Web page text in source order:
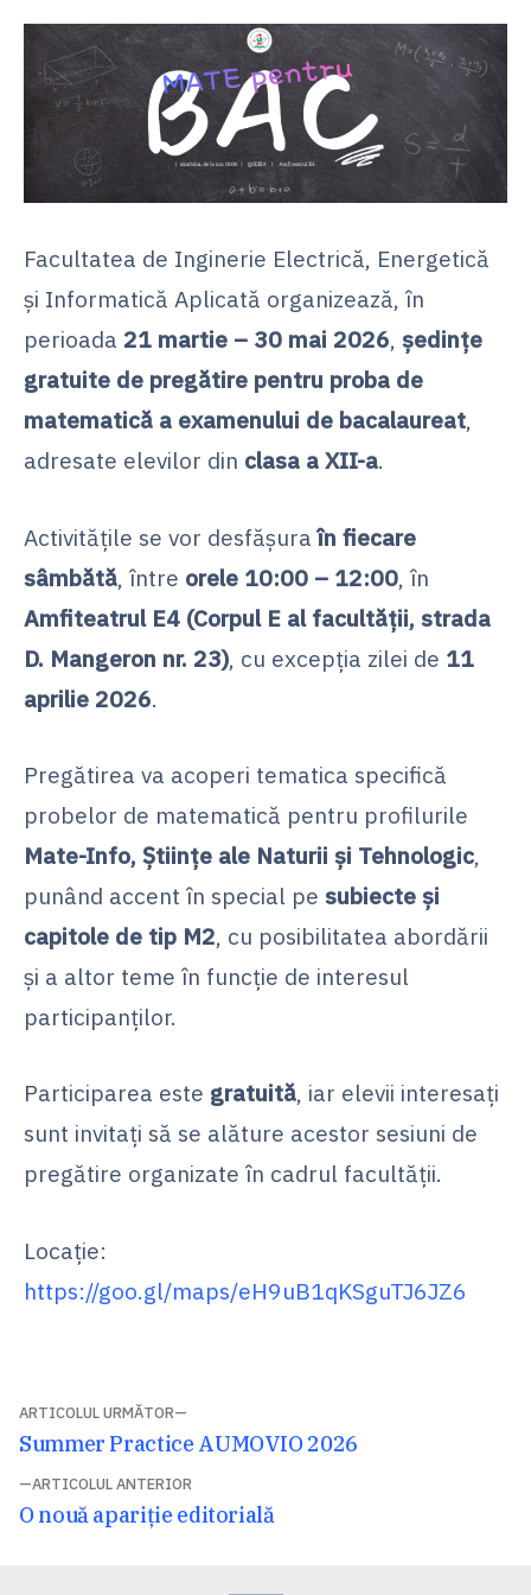
Facultatea de Inginerie Electrică, Energetică
și Informatică Aplicată organizează, în
perioada 21 martie – 30 mai 2026, ședințe
gratuite de pregătire pentru proba de
matematică a examenului de bacalaureat,
adresate elevilor din clasa a XII-a.
Activitățile se vor desfășuraîn fiecare
sâmbătă, între orele 10:00 – 12:00, în
Amfiteatrul E4 (Corpul E al facultății, strada
D. Mangeron nr. 23), cu excepția zilei de 11
aprilie 2026.
Pregătirea va acoperi tematica specifică
probelor de matematică pentru profilurile
Mate-Info, Științe ale Naturii și Tehnologic,
punând accent în special pe subiecte și
capitole de tip M2, cu posibilitatea abordării
și a altor teme în funcție de interesul
participanților.
Participarea este gratuită, iar elevii interesați
sunt invitați să se alăture acestor sesiuni de
pregătire organizate în cadrul facultății.
Locație:
https://goo.gl/maps/eH9uB1qKSguTJ6JZ6
Navigare
în
articole
ARTICOLUL ANTERIOR
Articolul
O nouă apariţie editorială
ARTICOLUL URMĂTOR
Articolul
Summer Practice AUMOVIO 2026